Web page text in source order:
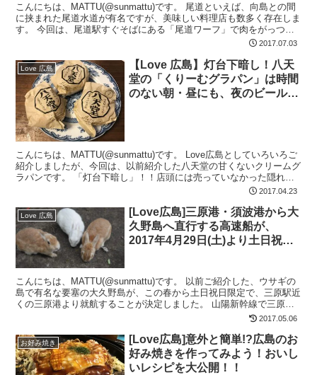
こんにちは、MATTU(@sunmattu)です。 尾道といえば、向島との間
に挟まれた尾道水道が有名ですが、美味しい料理店も数多く存在しま
す。 今回は、尾道駅すぐそばにある「尾道ワーフ」で肉をがっつい
2017.07.03
Love 広島
【Love 広島】灯台下暗し！八天
堂の「くりーむグラパン」は時間
のない朝・昼にも、夜のビールの
こんにちは、MATTU(@sunmattu)です。 Love広島としていろいろご
紹介しましたが、今回は、以前紹介した八天堂の甘くないクリームグ
ラパンです。 「灯台下暗し」！！店頭には売っていなかった隠れた
2017.04.23
Love 広島
[Love広島]三原港・須波港から大
久野島へ直行する高速船が、
2017年4月29日(土)より土日祝日
こんにちは、MATTU(@sunmattu)です。 以前ご紹介した、ウサギの
島で有名な要塞の大久野島が、この春から土日祝日限定で、三原駅近
くの三原港より就航することが決定しました。 山陽新幹線で三原駅
2017.05.06
お好み焼き
[Love広島]意外と簡単!?広島のお
好み焼きを作ってみよう！おいし
いレシピを大公開！！